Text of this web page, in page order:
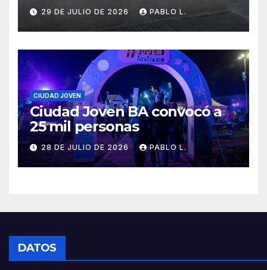
29 DE JULIO DE 2026 PABLO L.
CIUDAD JOVEN
Ciudad Joven BA convocó a
25 mil personas
28 DE JULIO DE 2026 PABLO L.
DATOS